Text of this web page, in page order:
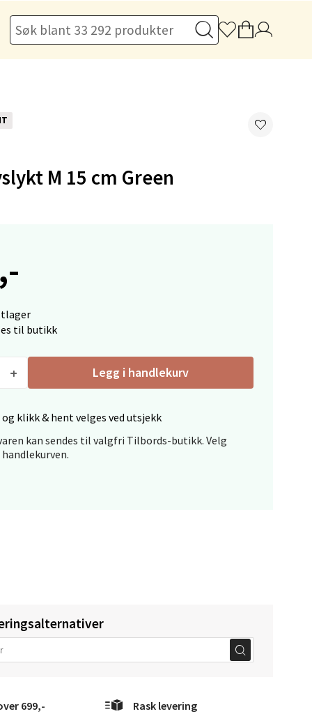
M 15 cm Green
til butikk
Legg i handlekurv
klikk & hent velges ved utsjekk
kan sendes til valgfri Tilbords-butikk. Velg
699,- Rask levering